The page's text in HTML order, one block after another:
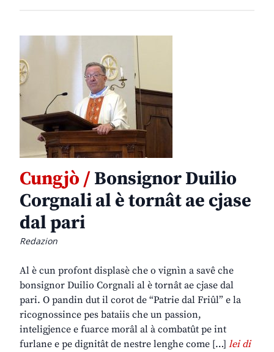
Cungjò /Bonsignor Duilio
Corgnali al è tornât ae cjase
dal pari
Redazion
Al è cun profont displasè che o vignìn a savê che
bonsignor Duilio Corgnali al è tornât ae cjase dal
pari. O pandin dut il corot de “Patrie dal Friûl” e la
ricognossince pes bataiis che un passion,
inteligjence e fuarce morâl al à combatût pe int
furlane e pe dignitât de nestre lenghe come […] lei di